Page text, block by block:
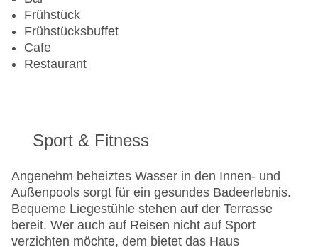
EC Maestro, Mastercard, Visa
Landeskategorie: 5 Sterne
Frühstück
Frühstücksbuffet
Cafe
Restaurant
Sport & Fitness
Angenehm beheiztes Wasser in den Innen- und
Außenpools sorgt für ein gesundes Badeerlebnis.
Bequeme Liegestühle stehen auf der Terrasse
bereit. Wer auch auf Reisen nicht auf Sport
verzichten möchte, dem bietet das Haus